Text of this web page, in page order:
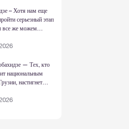
– Хотя нам еще
серьезный этап
все же можем
— Тех, кто
национальным
настигнет